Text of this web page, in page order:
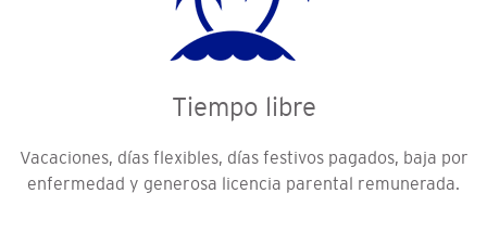
Tiempo libre
Vacaciones, días flexibles, días festivos pagados, baja por
enfermedad y generosa licencia parental remunerada.